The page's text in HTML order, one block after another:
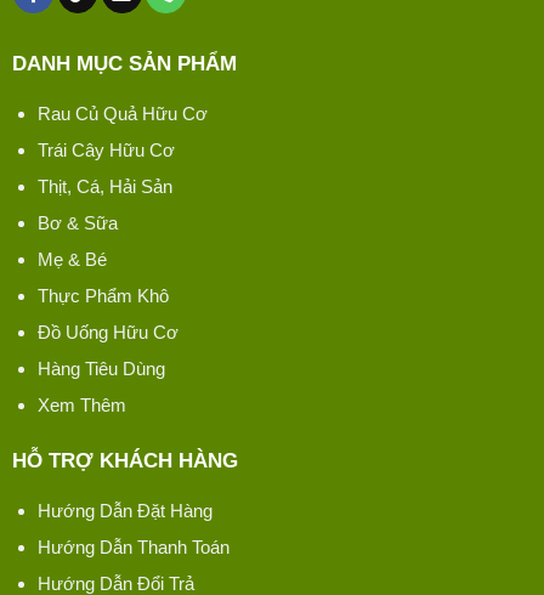
DANH MỤC SẢN PHẨM
Rau Củ Quả Hữu Cơ
Trái Cây Hữu Cơ
Thịt, Cá, Hải Sản
Bơ & Sữa
Mẹ & Bé
Thực Phẩm Khô
Đồ Uống Hữu Cơ
Hàng Tiêu Dùng
Xem Thêm
HỖ TRỢ KHÁCH HÀNG
Hướng Dẫn Đặt Hàng
Hướng Dẫn Thanh Toán
Hướng Dẫn Đổi Trả